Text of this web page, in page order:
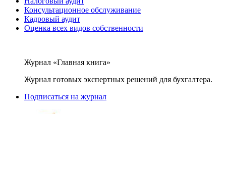
Консультационное обслуживание
Кадровый аудит
Оценка всех видов собственности
Журнал «Главная книга»
Журнал готовых экспертных решений для бухгалтера.
Подписаться на журнал